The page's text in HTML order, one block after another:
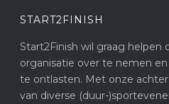
START2FINISH
Start2Finish wil graag helpen
organisatie over te nemen
te ontlasten. Met onze
van diverse (duur-